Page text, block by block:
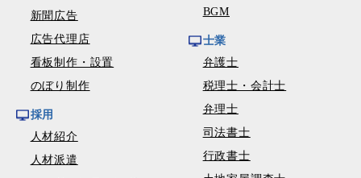
新聞広告
広告代理店
看板制作・設置
のぼり制作
採用
人材紹介
人材派遣
BGM
士業
弁護士
税理士・会計士
弁理士
司法書士
行政書士